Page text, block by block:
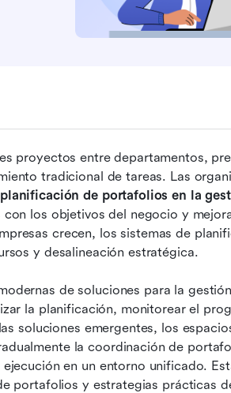
proyectos entre departamentos,
de portafolios en la
con los objetivos del negocio y
crecen, los sistemas de
y desalineación estratégica.
de soluciones para la
la planificación, monitorear el
soluciones emergentes, los
la coordinación de
en un entorno unificado.
portafolios y estrategias prácticas